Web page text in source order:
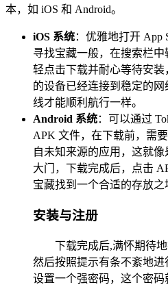
本，如 iOS 和 Android。
iOS 系统：优雅地打开 App
寻找宝藏一般，在搜索栏中
轻点击下载并耐心等待安
的设备已经连接到稳定的
线才能顺利航行一样。
Android 系统：可以通过
APK 文件，在下载前，需
自未知来源的应用，这就
大门，下载完成后，点击
宝藏找到一个合适的存放之
安装与注册
下载完成后,满怀期待
然后按照提示有条不紊地
设置一个强密码，这个密